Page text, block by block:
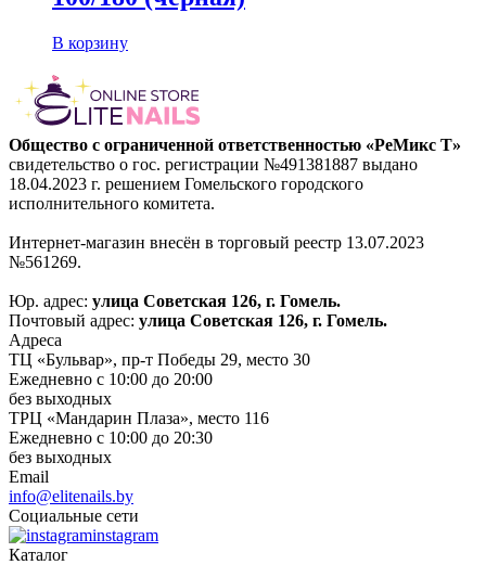
В корзину
Общество с ограниченной ответственностью «РеМикс Т»
свидетельство о гос. регистрации №491381887 выдано
18.04.2023 г. решением Гомельского городского
исполнительного комитета.
Интернет-магазин внесён в торговый реестр 13.07.2023
№561269.
Юр. адрес: улица Советская 126, г. Гомель.
Почтовый адрес: улица Советская 126, г. Гомель.
Адреса
ТЦ «Бульвар», пр-т Победы 29, место 30
Ежедневно с 10:00 до 20:00
без выходных
ТРЦ «Мандарин Плаза», место 116
Ежедневно с 10:00 до 20:30
без выходных
Email
info@elitenails.by
Социальные сети
instagram
Каталог